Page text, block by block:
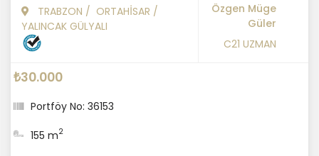
TRABZON / ORTAHİSAR /
YALINCAK GÜLYALI
Özgen Müge
Güler
C21 UZMAN
₺30.000
Portföy No: 36153
155 m2